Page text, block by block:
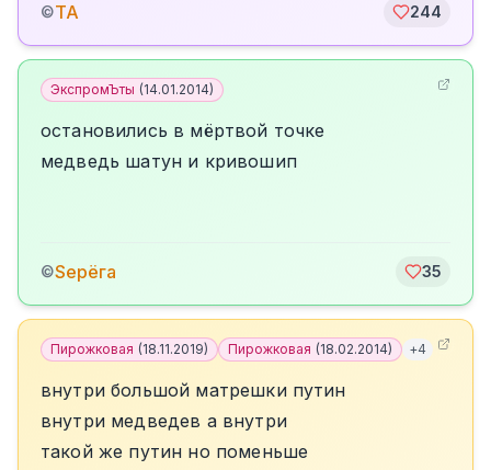
©TA 244
ЭкспромЪты (14.01.2014)
остановились в мёртвой точке
медведь шатун и кривошип
©Sерёга 35
Пирожковая (18.11.2019) Пирожковая (18.02.2014) +4
внутри большой матрешки путин
внутри медведев а внутри
такой же путин но поменьше